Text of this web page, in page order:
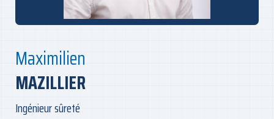
Maximilien
MAZILLIER
Ingénieur sûreté